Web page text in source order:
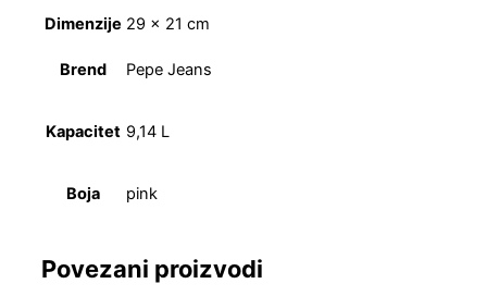
Dimenzije 29 × 21 cm
Brend Pepe Jeans
Kapacitet 9,14 L
Boja pink
Povezani proizvodi